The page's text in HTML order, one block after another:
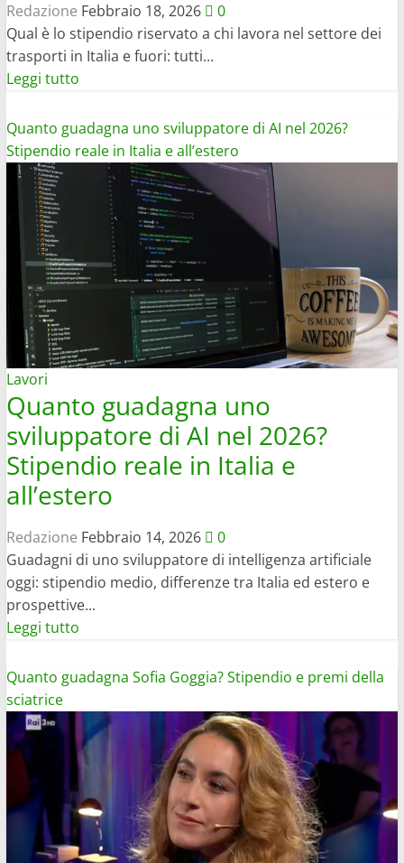
Redazione Febbraio 18, 2026
0
Qual è lo stipendio riservato a chi lavora nel settore dei
trasporti in Italia e fuori: tutti...
Leggi tuttoLeggi
più
su
Quanto
guadagna
camionista
nel
2026:
stipendio
dove
conviene
Quanto guadagna uno sviluppatore di AI nel 2026?
Stipendio reale in Italia e all’estero
Lavori
Quanto guadagna uno
sviluppatore di AI nel 2026?
Stipendio reale in Italia e
all’estero
Redazione Febbraio 14, 2026
0
Guadagni di uno sviluppatore di intelligenza artificiale
oggi: stipendio medio, differenze tra Italia ed estero e
prospettive...
Leggi tuttoLeggi
più
Quanto
guadagna
uno
sviluppatore
di
nel
Quanto guadagna Sofia Goggia? Stipendio e premi della
sciatrice